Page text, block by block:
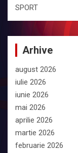
SPORT
Arhive
august 2026
iulie 2026
iunie 2026
mai 2026
aprilie 2026
martie 2026
februarie 2026